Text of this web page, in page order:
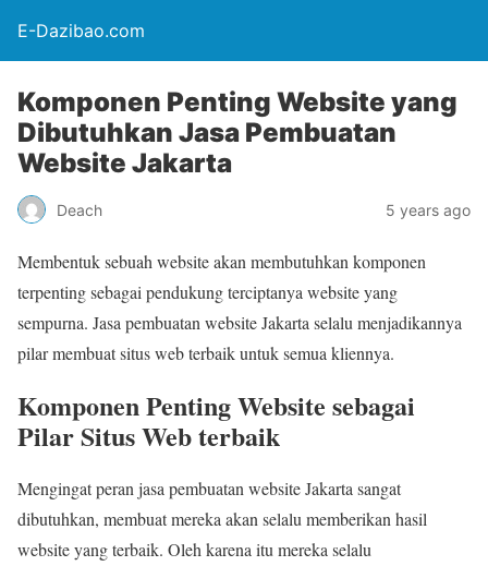
E-Dazibao.com
Komponen Penting Website yang
Dibutuhkan Jasa Pembuatan
Website Jakarta
Deach 5 years ago
Membentuk sebuah website akan membutuhkan komponen
terpenting sebagai pendukung terciptanya website yang
sempurna. Jasa pembuatan website Jakarta selalu menjadikannya
pilar membuat situs web terbaik untuk semua kliennya.
Komponen Penting Website sebagai
Pilar Situs Web terbaik
Mengingat peran jasa pembuatan website Jakarta sangat
dibutuhkan, membuat mereka akan selalu memberikan hasil
website yang terbaik. Oleh karena itu mereka selalu